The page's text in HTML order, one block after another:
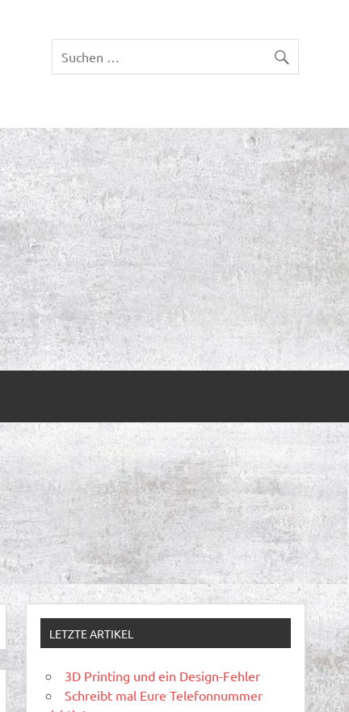
LETZTE ARTIKEL
3D Printing und ein Design-Fehler
Schreibt mal Eure Telefonnummer